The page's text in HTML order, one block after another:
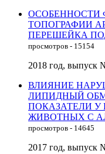
ОСОБЕННОСТИ
ТОПОГРАФИИ
ПЕРЕШЕЙКА
просмотров - 15154
2018 год, выпуск
ВЛИЯНИЕ
ЛИПИДНЫЙ
ПОКАЗАТЕЛИ
ЖИВОТНЫХ С
просмотров - 14645
2017 год, выпуск